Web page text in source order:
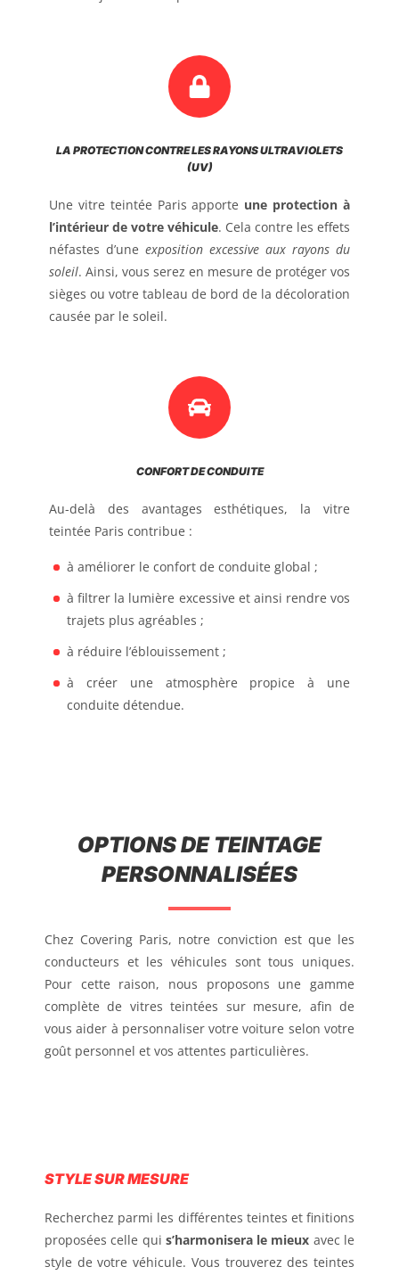
LA PROTECTION CONTRE LES RAYONS ULTRAVIOLETS
(UV)
Une vitre teintée Paris apporte une protection à
l’intérieur de votre véhicule. Cela contre les effets
néfastes d’une exposition excessive aux rayons du
soleil. Ainsi, vous serez en mesure de protéger vos
sièges ou votre tableau de bord de la décoloration
causée par le soleil.
CONFORT DE CONDUITE
Au-delà des avantages esthétiques, la vitre
teintée Paris contribue :
à améliorer le confort de conduite global ;
à filtrer la lumière excessive et ainsi rendre vos
trajets plus agréables ;
à réduire l’éblouissement ;
à créer une atmosphère propice à une
conduite détendue.
OPTIONS DE TEINTAGE
PERSONNALISÉES
Chez Covering Paris, notre conviction est que les
conducteurs et les véhicules sont tous uniques.
Pour cette raison, nous proposons une gamme
complète de vitres teintées sur mesure, afin de
vous aider à personnaliser votre voiture selon votre
goût personnel et vos attentes particulières.
STYLE SUR MESURE
Recherchez parmi les différentes teintes et finitions
proposées celle qui s’harmonisera le mieux avec le
style de votre véhicule. Vous trouverez des teintes